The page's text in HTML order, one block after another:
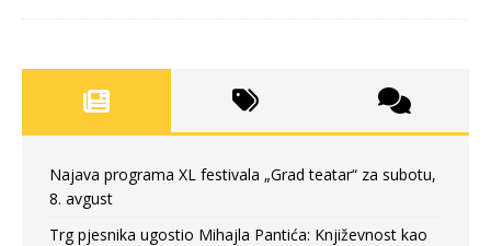
Najava programa XL festivala „Grad teatar“ za subotu,
8. avgust
Trg pjesnika ugostio Mihajla Pantića: Književnost kao